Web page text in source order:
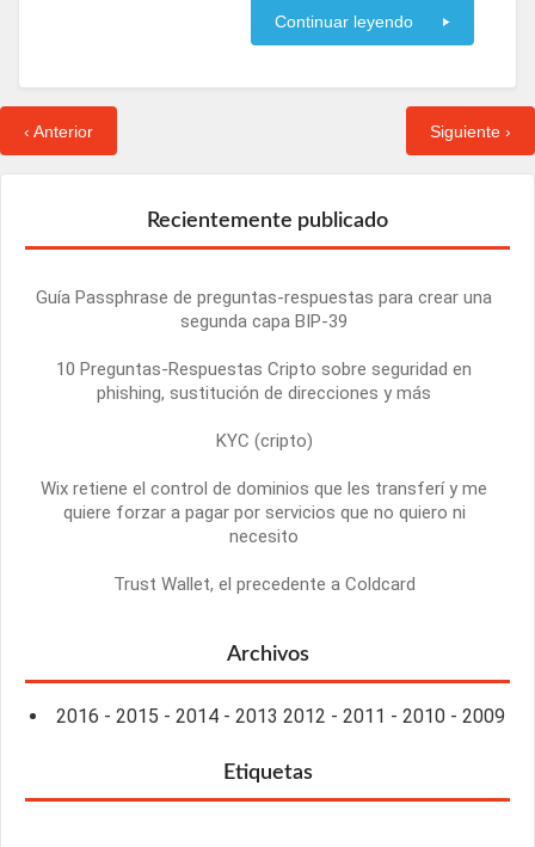
Continuar leyendo
‹ Anterior Siguiente ›
Recientemente publicado
Guía Passphrase de preguntas-respuestas para crear una
segunda capa BIP-39
10 Preguntas-Respuestas Cripto sobre seguridad en
phishing, sustitución de direcciones y más
KYC (cripto)
Wix retiene el control de dominios que les transferí y me
quiere forzar a pagar por servicios que no quiero ni
necesito
Trust Wallet, el precedente a Coldcard
Archivos
2016 - 2015 - 2014 - 2013 2012 - 2011 - 2010 - 2009
Etiquetas